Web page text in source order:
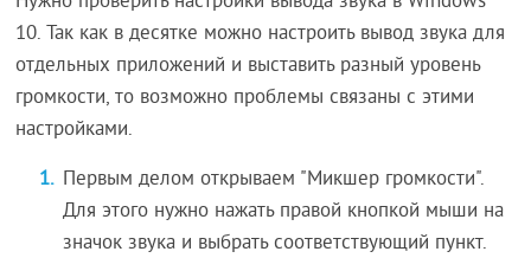
10. Так как в десятке можно настроить вывод звука для
отдельных приложений и выставить разный уровень
громкости, то возможно проблемы связаны с этими
настройками.
Первым делом открываем "Микшер громкости".
Для этого нужно нажать правой кнопкой мыши на
значок звука и выбрать соответствующий пункт.